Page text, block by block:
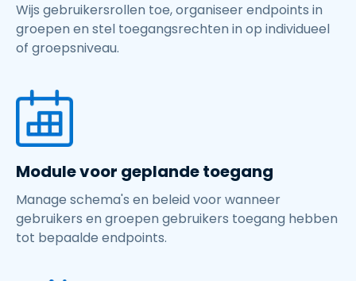
Wijs gebruikersrollen toe, organiseer endpoints in
groepen en stel toegangsrechten in op individueel
of groepsniveau.
Module voor geplande toegang
Manage schema's en beleid voor wanneer
gebruikers en groepen gebruikers toegang hebben
tot bepaalde endpoints.